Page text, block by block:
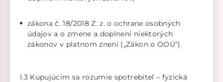
zákona č. 18/2018 Z. z. o ochrane osobných
údajov a o zmene a doplnení niektorých
zákonov v platnom znení („Zákon o OOÚ“).
I.3 Kupujúcim sa rozumie spotrebiteľ – fyzická